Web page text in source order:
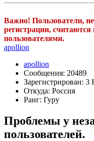
Важно! Пользователи,
регистрации,
пользователями.
apollion
apollion
Сообщения: 20489
Зарегистрирован: 3
Откуда: Россия
Ранг: Гуру
Проблемы у
пользователей.